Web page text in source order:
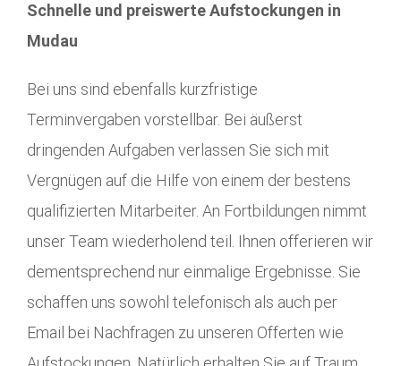
Schnelle und preiswerte Aufstockungen in
Mudau
Bei uns sind ebenfalls kurzfristige
Terminvergaben vorstellbar. Bei äußerst
dringenden Aufgaben verlassen Sie sich mit
Vergnügen auf die Hilfe von einem der bestens
qualifizierten Mitarbeiter. An Fortbildungen nimmt
unser Team wiederholend teil. Ihnen offerieren wir
dementsprechend nur einmalige Ergebnisse. Sie
schaffen uns sowohl telefonisch als auch per
Email bei Nachfragen zu unseren Offerten wie